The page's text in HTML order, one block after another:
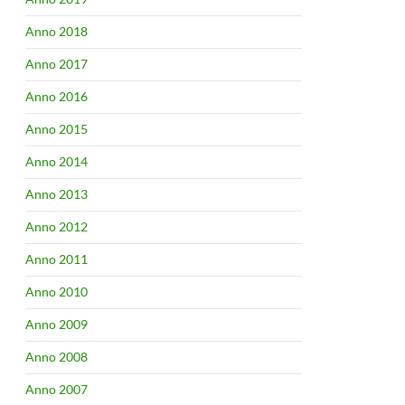
Anno 2018
Anno 2017
Anno 2016
Anno 2015
Anno 2014
Anno 2013
Anno 2012
Anno 2011
Anno 2010
Anno 2009
Anno 2008
Anno 2007